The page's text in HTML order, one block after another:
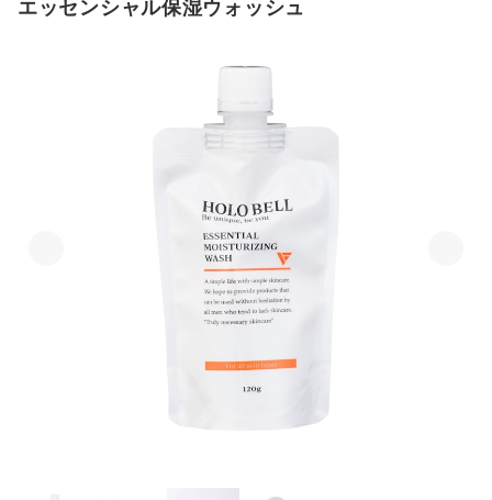
エッセンシャル保湿ウォッシュ